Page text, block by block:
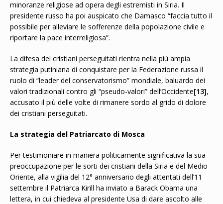
minoranze religiose ad opera degli estremisti in Siria. Il
presidente russo ha poi auspicato che Damasco “faccia tutto il
possibile per alleviare le sofferenze della popolazione civile e
riportare la pace interreligiosa”.
La difesa dei cristiani perseguitati rientra nella più ampia
strategia putiniana di conquistare per la Federazione russa il
ruolo di “leader del conservatorismo” mondiale, baluardo dei
valori tradizionali contro gli “pseudo-valori” dell’Occidente[13],
accusato il più delle volte di rimanere sordo al grido di dolore
dei cristiani perseguitati.
La strategia del Patriarcato di Mosca
Per testimoniare in maniera politicamente significativa la sua
preoccupazione per le sorti dei cristiani della Siria e del Medio
Oriente, alla vigilia del 12° anniversario degli attentati dell’11
settembre il Patriarca Kirill ha inviato a Barack Obama una
lettera, in cui chiedeva al presidente Usa di dare ascolto alle